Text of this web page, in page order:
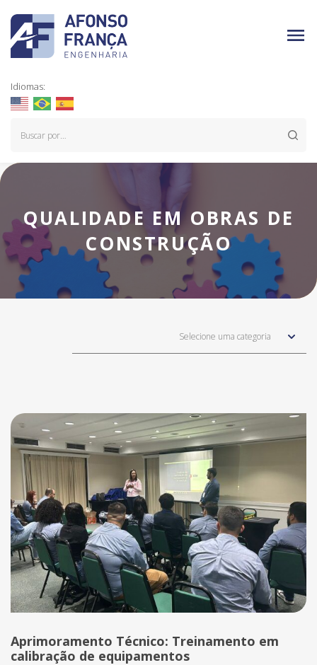
Idiomas:
QUALIDADE EM OBRAS DE
CONSTRUÇÃO
Selecione uma categoria
Aprimoramento Técnico: Treinamento em
calibração de equipamentos